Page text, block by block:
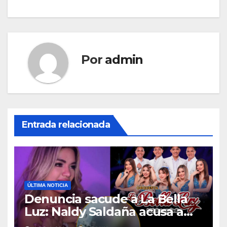
Por admin
Entrada relacionada
ÚLTIMA NOTICIA
Denuncia sacude a La Bella
Luz: Naldy Saldaña acusa a